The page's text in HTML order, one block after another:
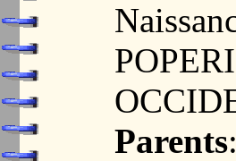
Parents: